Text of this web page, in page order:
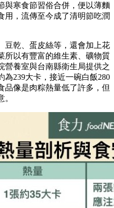
與寒食節習俗合併，便以薄麵
用，流傳至今成了清明節吃潤
豆乾、蛋皮絲等，還會加上花
所以有豐富的維生素、礦物質
營養室與台南縣衛生局提供之
239大卡，接近一碗白飯280
品像是肉粽熱量低了許多，但